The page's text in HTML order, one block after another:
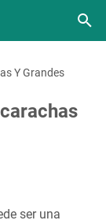
Y Grandes
ser una